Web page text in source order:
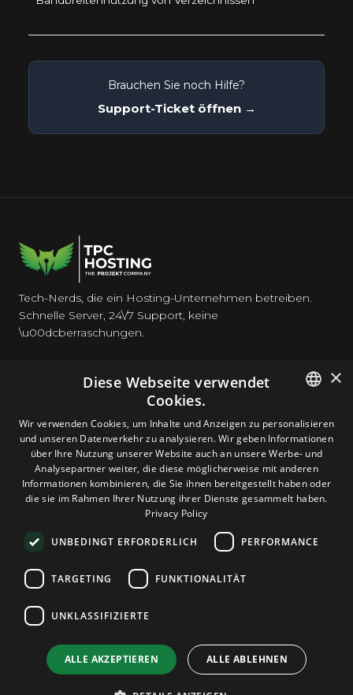
Brauchen Sie noch Hilfe?
Support-Ticket öffnen →
Tech-Nerds, die ein Hosting-Unternehmen betreiben.
Schnelle Server, 24\/7 Support, keine
\u00dcberraschungen.
HOSTING
DOMAINS & E-MAIL
TOOLS & SICHERHEIT
UNTERNEHMEN
Terms and Conditions
ENGLISH
ROMANIAN
×
Diese Webseite verwendet
Cookies.
Wir verwenden Cookies, um Inhalte und Anzeigen zu personalisieren
und unseren Datenverkehr zu analysieren. Wir geben Informationen
über Ihre Nutzung unserer Website auch an unsere Werbe- und
Analysepartner weiter, die diese möglicherweise mit anderen
Informationen kombinieren, die Sie ihnen bereitgestellt haben oder
die sie im Rahmen Ihrer Nutzung ihrer Dienste gesammelt haben.
Privacy Policy
UNBEDINGT ERFORDERLICH PERFORMANCE
TARGETING FUNKTIONALITÄT
UNKLASSIFIZIERTE
ALLE AKZEPTIEREN ALLE ABLEHNEN